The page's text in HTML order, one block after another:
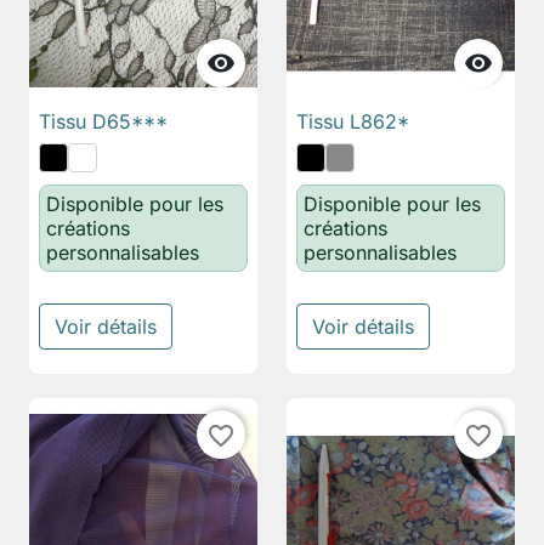

Tissu D65***
Disponible pour les
créations
personnalisables
Voir détails

Tissu L862*
Disponible pour les
créations
personnalisables
Voir détails
favorite_border favorite_border